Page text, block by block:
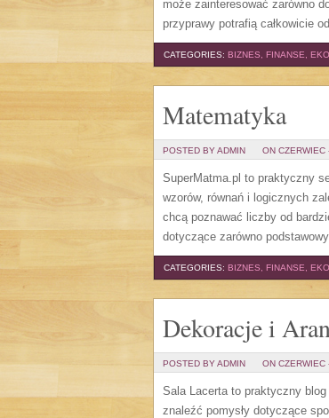
może zainteresować zarówno
przyprawy potrafią całkowicie
CATEGORIES: BIZNES, FINANSE,
Matematyka
POSTED BY ADMIN ON CZERWIEC
SuperMatma.pl to praktyczny
wzorów, równań i logicznych
chcą poznawać liczby od
dotyczące zarówno
CATEGORIES: BIZNES, FINANSE,
Dekoracje i
POSTED BY ADMIN ON CZERWIEC
Sala Lacerta to praktyczny
znaleźć pomysły dotyczące